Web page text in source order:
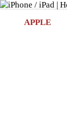
APPLE